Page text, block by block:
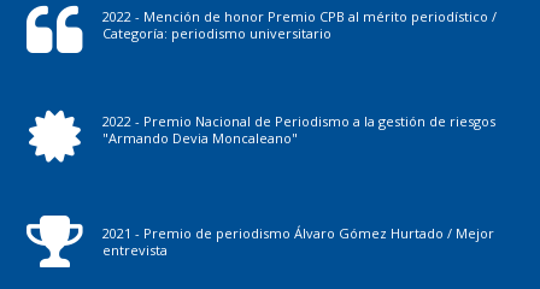
2022 - Mención de honor Premio CPB al mérito periodístico /
Categoría: periodismo universitario
2022 - Premio Nacional de Periodismo a la gestión de riesgos
"Armando Devia Moncaleano"
2021 - Premio de periodismo Álvaro Gómez Hurtado / Mejor
entrevista